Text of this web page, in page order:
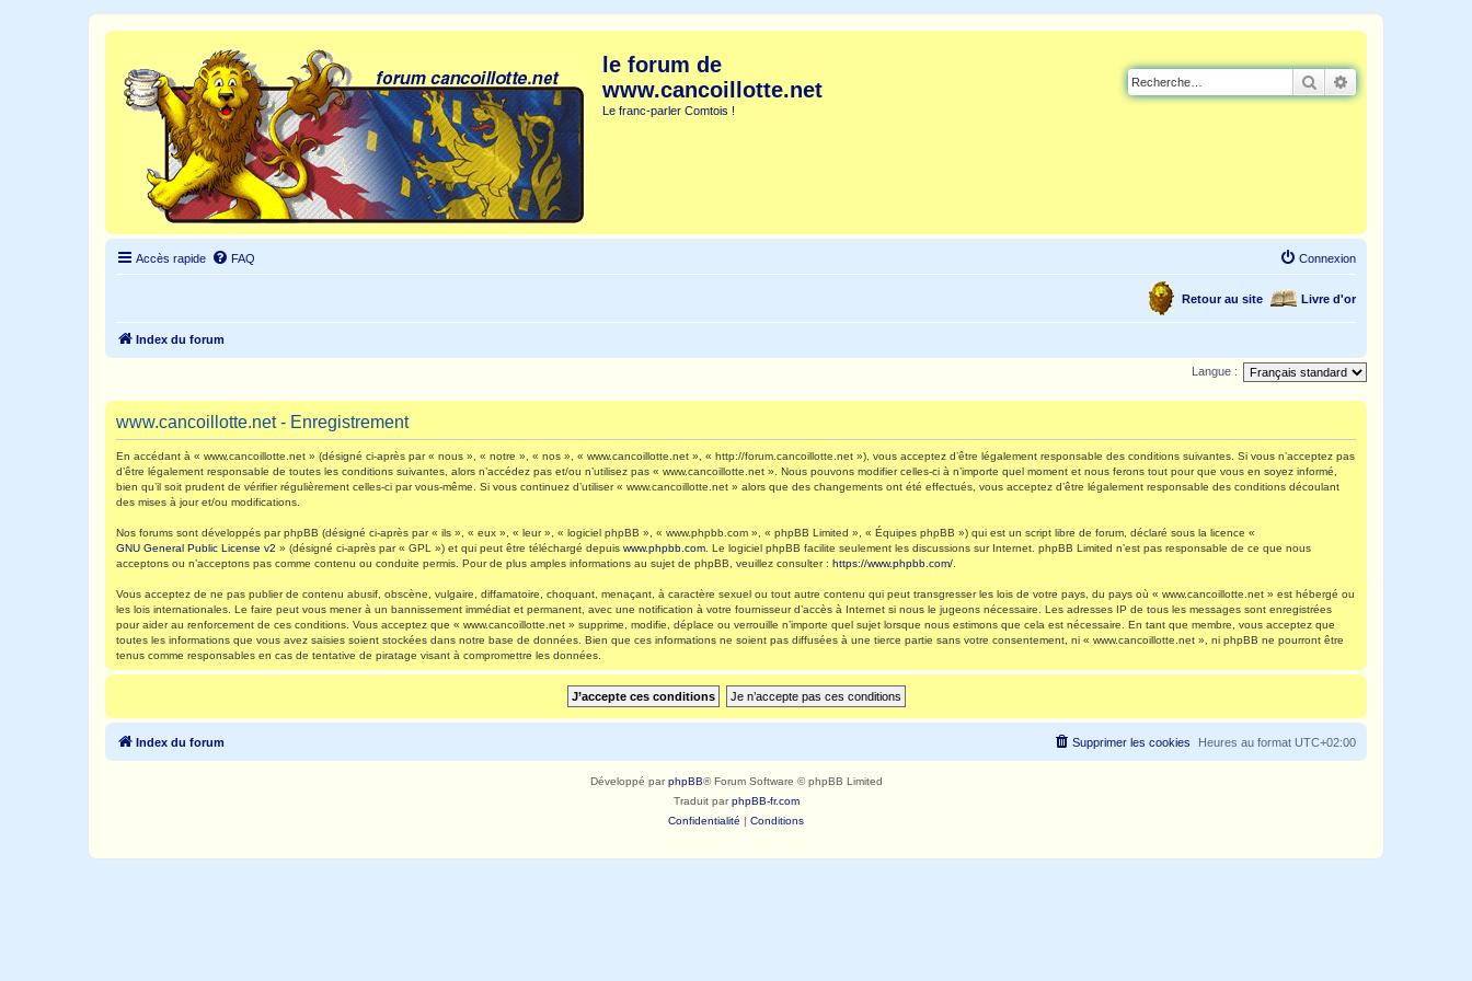
le forum de
www.cancoillotte.net
Le franc-parler Comtois !
Rechercher
Accès rapide FAQ Connexion
Livre d'or
Retour au site
Index du forum
Langue :
www.cancoillotte.net - Enregistrement
En accédant à « www.cancoillotte.net » (désigné ci-après par « nous », « notre », « nos », « www.cancoillotte.net », « http://forum.cancoillotte.net »), vous acceptez d’être légalement responsable des conditions suivantes. Si vous n’acceptez pas
d’être légalement responsable de toutes les conditions suivantes, alors n’accédez pas et/ou n’utilisez pas « www.cancoillotte.net ». Nous pouvons modifier celles-ci à n’importe quel moment et nous ferons tout pour que vous en soyez informé,
bien qu’il soit prudent de vérifier régulièrement celles-ci par vous-même. Si vous continuez d’utiliser « www.cancoillotte.net » alors que des changements ont été effectués, vous acceptez d’être légalement responsable des conditions découlant
des mises à jour et/ou modifications.
Nos forums sont développés par phpBB (désigné ci-après par « ils », « eux », « leur », « logiciel phpBB », « www.phpbb.com », « phpBB Limited », « Équipes phpBB ») qui est un script libre de forum, déclaré sous la licence «
GNU General Public License v2 » (désigné ci-après par « GPL ») et qui peut être téléchargé depuis www.phpbb.com . Le logiciel phpBB facilite seulement les discussions sur Internet. phpBB Limited n’est pas responsable de ce que nous
acceptons ou n’acceptons pas comme contenu ou conduite permis. Pour de plus amples informations au sujet de phpBB, veuillez consulter : https://www.phpbb.com/
Vous acceptez de ne pas publier de contenu abusif, obscène, vulgaire, diffamatoire, choquant, menaçant, à caractère sexuel ou tout autre contenu qui peut transgresser les lois de votre pays, du pays où « www.cancoillotte.net » est hébergé ou
les lois internationales. Le faire peut vous mener à un bannissement immédiat et permanent, avec une notification à votre fournisseur d’accès à Internet si nous le jugeons nécessaire. Les adresses IP de tous les messages sont enregistrées
pour aider au renforcement de ces conditions. Vous acceptez que « www.cancoillotte.net » supprime, modifie, déplace ou verrouille n’importe quel sujet lorsque nous estimons que cela est nécessaire. En tant que membre, vous acceptez que
toutes les informations que vous avez saisies soient stockées dans notre base de données. Bien que ces informations ne soient pas diffusées à une tierce partie sans votre consentement, ni « www.cancoillotte.net », ni phpBB ne pourront être
tenus comme responsables en cas de tentative de piratage visant à compromettre les données.
Index du forum Heures au format UTC+02:00
Supprimer les cookies
Développé parphpBB® Forum Software © phpBB Limited
Traduit parphpBB-fr.com
Confidentialité | Conditions